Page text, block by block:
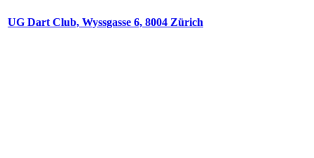
UG Dart Club, Wyssgasse 6, 8004 Zürich